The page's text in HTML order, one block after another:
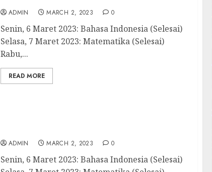
ADMIN MARCH 2, 2023 0
Senin, 6 Maret 2023: Bahasa Indonesia (Selesai)
Selasa, 7 Maret 2023: Matematika (Selesai)
Rabu,...
READ MORE
ADMIN MARCH 2, 2023 0
Senin, 6 Maret 2023: Bahasa Indonesia (Selesai)